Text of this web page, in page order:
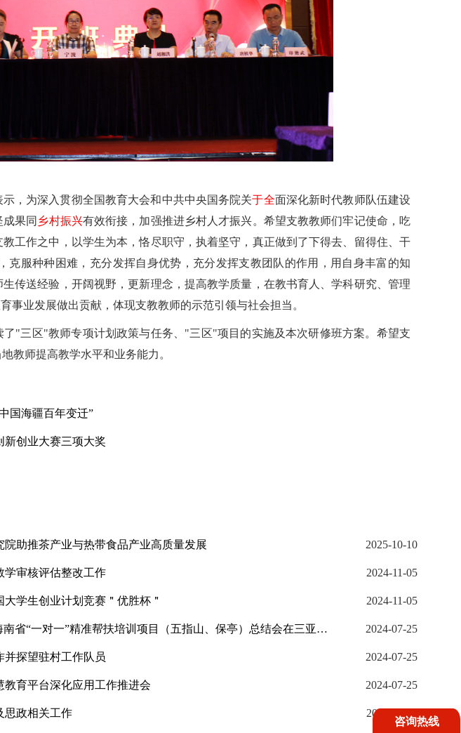
，为深入贯彻全国教育大会和中共中央国务院关于全面深化新时代教师队伍建设
果同 乡村振兴有效衔接，加强推进乡村人才振兴。希望支教教师们牢记使命，吃
工作之中，以学生为本，恪尽职守，执着坚守，真正做到了下得去、留得住、干
克服种种困难，充分发挥自身优势，充分发挥支教团队的作用，用自身丰富的知
传送经验，开阔视野，更新理念，提高教学质量，在教书育人、学科研究、管理
事业发展做出贡献，体现支教教师的示范引领与社会担当。
"三区"教师专项计划政策与任务、"三区"项目的实施及本次研修班方案。希望支
教师提高教学水平和业务能力。
国海疆百年变迁”
新创业大赛三项大奖
助推茶产业与热带食品产业高质量发展 2025-10-10
学审核评估整改工作 2024-11-05
学生创业计划竞赛＂优胜杯＂ 2024-11-05
我校承办的“国培计划（2023）”——海南省“一对一”精准帮扶培训项目（五指山、保亭）总结会在三亚市召开 2024-07-25
并探望驻村工作队员 2024-07-25
育平台深化应用工作推进会 2024-07-25
思政相关工作 2024-05-11
咨询热线